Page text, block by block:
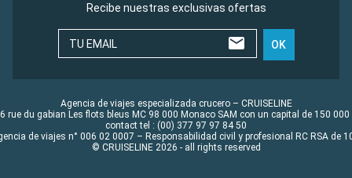
Recibe nuestras exclusivas ofertas
TU EMAIL OK
Agencia de viajes especializada crucero – CRUISELINE
rue du gabian Les flots bleus MC 98 000 Monaco SAM con un capital de 150 000
contact tel : (00) 377 97 97 84 50
de viajes n° 006 02 0007 – Responsabilidad civil y profesional RC RSA de
© CRUISELINE 2026 - all rights reserved